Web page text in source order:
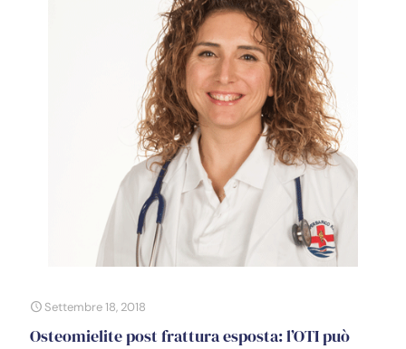
Settembre 18, 2018
Osteomielite post frattura esposta: l’OTI può